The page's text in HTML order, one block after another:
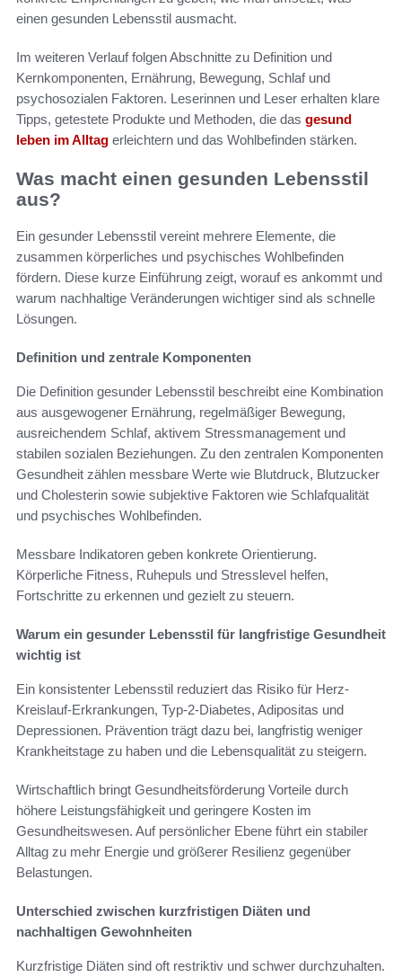
einen gesunden Lebensstil ausmacht.
Im weiteren Verlauf folgen Abschnitte zu Definition und
Kernkomponenten, Ernährung, Bewegung, Schlaf und
psychosozialen Faktoren. Leserinnen und Leser erhalten klare
Tipps, getestete Produkte und Methoden, die das gesund
leben im Alltag erleichtern und das Wohlbefinden stärken.
Was macht einen gesunden Lebensstil
aus?
Ein gesunder Lebensstil vereint mehrere Elemente, die
zusammen körperliches und psychisches Wohlbefinden
fördern. Diese kurze Einführung zeigt, worauf es ankommt und
warum nachhaltige Veränderungen wichtiger sind als schnelle
Lösungen.
Definition und zentrale Komponenten
Die Definition gesunder Lebensstil beschreibt eine Kombination
aus ausgewogener Ernährung, regelmäßiger Bewegung,
ausreichendem Schlaf, aktivem Stressmanagement und
stabilen sozialen Beziehungen. Zu den zentralen Komponenten
Gesundheit zählen messbare Werte wie Blutdruck, Blutzucker
und Cholesterin sowie subjektive Faktoren wie Schlafqualität
und psychisches Wohlbefinden.
Messbare Indikatoren geben konkrete Orientierung.
Körperliche Fitness, Ruhepuls und Stresslevel helfen,
Fortschritte zu erkennen und gezielt zu steuern.
Warum ein gesunder Lebensstil für langfristige Gesundheit
wichtig ist
Ein konsistenter Lebensstil reduziert das Risiko für Herz-
Kreislauf-Erkrankungen, Typ-2-Diabetes, Adipositas und
Depressionen. Prävention trägt dazu bei, langfristig weniger
Krankheitstage zu haben und die Lebensqualität zu steigern.
Wirtschaftlich bringt Gesundheitsförderung Vorteile durch
höhere Leistungsfähigkeit und geringere Kosten im
Gesundheitswesen. Auf persönlicher Ebene führt ein stabiler
Alltag zu mehr Energie und größerer Resilienz gegenüber
Belastungen.
Unterschied zwischen kurzfristigen Diäten und
nachhaltigen Gewohnheiten
Kurzfristige Diäten sind oft restriktiv und schwer durchzuhalten.